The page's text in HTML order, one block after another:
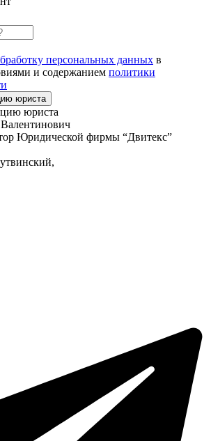
персональных данных в
и содержанием политики
юриста
Юридической фирмы “Двитекс”